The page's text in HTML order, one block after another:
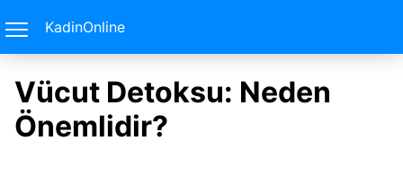
KadinOnline
Vücut Detoksu: Neden
Önemlidir?